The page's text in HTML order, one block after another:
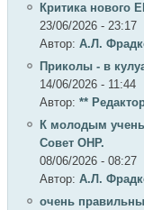
Критика нового
23/06/2026 - 23:17
Автор: А.Л.
Приколы - в
14/06/2026 - 11:44
Автор: **
К молодым
Совет ОНР.
08/06/2026 - 08:27
Автор: А.Л.
очень